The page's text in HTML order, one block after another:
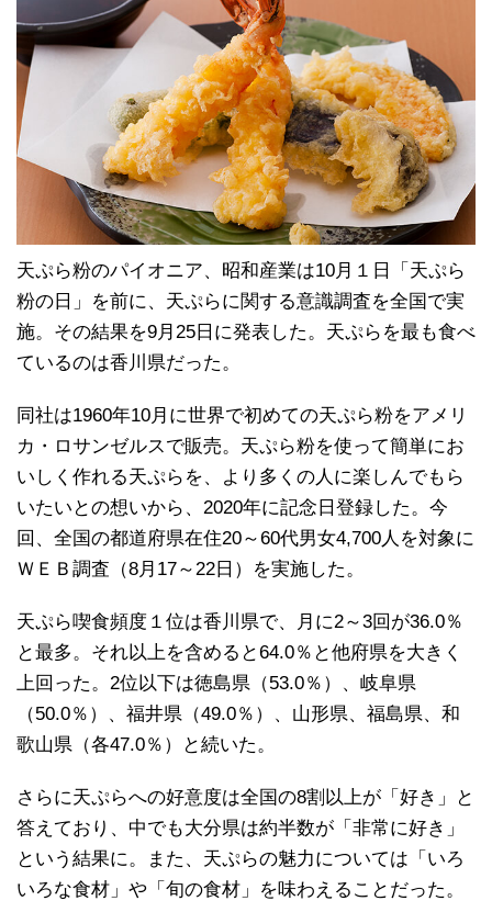
o
k
天ぷら粉のパイオニア、昭和産業は10月１日「天ぷら
粉の日」を前に、天ぷらに関する意識調査を全国で実
施。その結果を9月25日に発表した。天ぷらを最も食べ
ているのは香川県だった。
同社は1960年10月に世界で初めての天ぷら粉をアメリ
カ・ロサンゼルスで販売。天ぷら粉を使って簡単にお
いしく作れる天ぷらを、より多くの人に楽しんでもら
いたいとの想いから、2020年に記念日登録した。今
回、全国の都道府県在住20～60代男女4,700人を対象に
ＷＥＢ調査（8月17～22日）を実施した。
天ぷら喫食頻度１位は香川県で、月に2～3回が36.0％
と最多。それ以上を含めると64.0％と他府県を大きく
上回った。2位以下は徳島県（53.0％）、岐阜県
（50.0％）、福井県（49.0％）、山形県、福島県、和
歌山県（各47.0％）と続いた。
さらに天ぷらへの好意度は全国の8割以上が「好き」と
答えており、中でも大分県は約半数が「非常に好き」
という結果に。また、天ぷらの魅力については「いろ
いろな食材」や「旬の食材」を味わえることだった。